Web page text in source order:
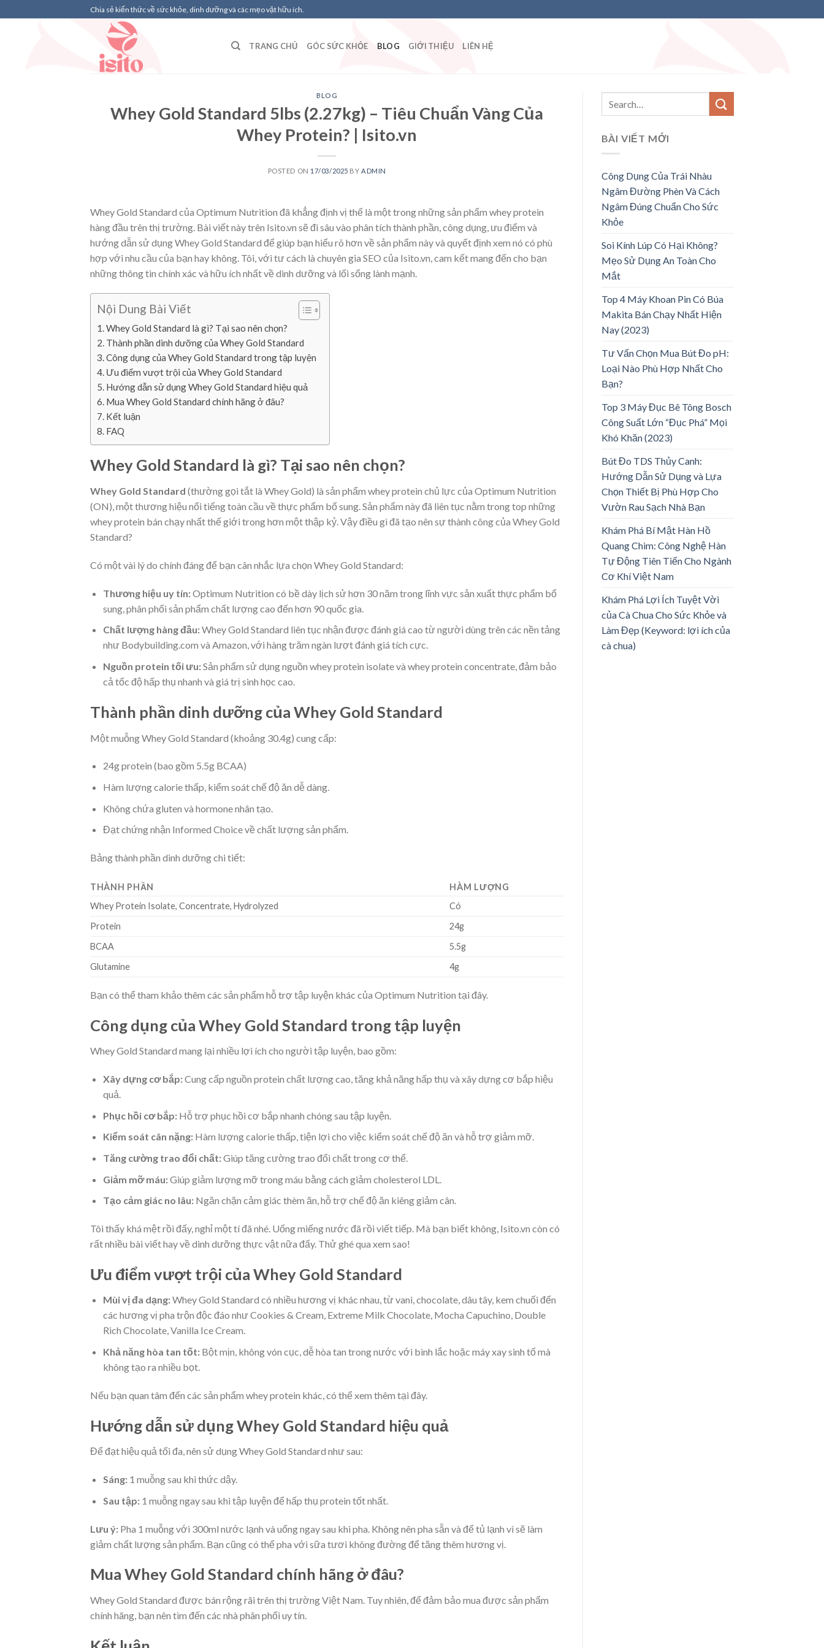
to
Chia sẻ kiến thức về sức khỏe, dinh dưỡng và các mẹo vặt hữu ích.
TRANG CHỦ GÓC SỨC KHỎE BLOG GIỚI THIỆU LIÊN HỆ
BLOG
Whey Gold Standard 5lbs (2.27kg) – Tiêu Chuẩn Vàng Của
Whey Protein? | Isito.vn
POSTED ON 17/03/2025 BY ADMIN
Whey Gold Standard của Optimum Nutrition đã khẳng định vị thế là một trong những sản phẩm whey protein
hàng đầu trên thị trường. Bài viết này trên Isito.vn sẽ đi sâu vào phân tích thành phần, công dụng, ưu điểm và
hướng dẫn sử dụng Whey Gold Standard để giúp bạn hiểu rõ hơn về sản phẩm này và quyết định xem nó có phù
hợp với nhu cầu của bạn hay không. Tôi, với tư cách là chuyên gia SEO của Isito.vn, cam kết mang đến cho bạn
những thông tin chính xác và hữu ích nhất về dinh dưỡng và lối sống lành mạnh.
Nội Dung Bài Viết
Whey Gold Standard là gì? Tại sao nên chọn?
Thành phần dinh dưỡng của Whey Gold Standard
Công dụng của Whey Gold Standard trong tập luyện
Ưu điểm vượt trội của Whey Gold Standard
Hướng dẫn sử dụng Whey Gold Standard hiệu quả
Mua Whey Gold Standard chính hãng ở đâu?
Kết luận
FAQ
Whey Gold Standard là gì? Tại sao nên chọn?
Whey Gold Standard (thường gọi tắt là Whey Gold) là sản phẩm whey protein chủ lực của Optimum Nutrition
(ON), một thương hiệu nổi tiếng toàn cầu về thực phẩm bổ sung. Sản phẩm này đã liên tục nằm trong top những
whey protein bán chạy nhất thế giới trong hơn một thập kỷ. Vậy điều gì đã tạo nên sự thành công của Whey Gold
Standard?
Có một vài lý do chính đáng để bạn cân nhắc lựa chọn Whey Gold Standard:
Thương hiệu uy tín:Optimum Nutrition có bề dày lịch sử hơn 30 năm trong lĩnh vực sản xuất thực phẩm bổ
sung, phân phối sản phẩm chất lượng cao đến hơn 90 quốc gia.
Chất lượng hàng đầu:Whey Gold Standard liên tục nhận được đánh giá cao từ người dùng trên các nền tảng
như Bodybuilding.com và Amazon, với hàng trăm ngàn lượt đánh giá tích cực.
Nguồn protein tối ưu:Sản phẩm sử dụng nguồn whey protein isolate và whey protein concentrate, đảm bảo
cả tốc độ hấp thụ nhanh và giá trị sinh học cao.
Thành phần dinh dưỡng của Whey Gold Standard
Một muỗng Whey Gold Standard (khoảng 30.4g) cung cấp:
24g protein (bao gồm 5.5g BCAA)
Hàm lượng calorie thấp, kiểm soát chế độ ăn dễ dàng.
Không chứa gluten và hormone nhân tạo.
Đạt chứng nhận Informed Choice về chất lượng sản phẩm.
Bảng thành phần dinh dưỡng chi tiết:
THÀNH PHẦN
HÀM LƯỢNG
Whey Protein Isolate, Concentrate, Hydrolyzed
Có
Protein
24g
BCAA
5.5g
Glutamine
4g
Bạn có thể tham khảo thêm các sản phẩm hỗ trợ tập luyện khác của Optimum Nutrition tại đây.
Công dụng của Whey Gold Standard trong tập luyện
Whey Gold Standard mang lại nhiều lợi ích cho người tập luyện, bao gồm:
Xây dựng cơ bắp:Cung cấp nguồn protein chất lượng cao, tăng khả năng hấp thụ và xây dựng cơ bắp hiệu
quả.
Phục hồi cơ bắp:Hỗ trợ phục hồi cơ bắp nhanh chóng sau tập luyện.
Kiểm soát cân nặng:Hàm lượng calorie thấp, tiện lợi cho việc kiểm soát chế độ ăn và hỗ trợ giảm mỡ.
Tăng cường trao đổi chất:Giúp tăng cường trao đổi chất trong cơ thể.
Giảm mỡ máu:Giúp giảm lượng mỡ trong máu bằng cách giảm cholesterol LDL.
Tạo cảm giác no lâu:Ngăn chặn cảm giác thèm ăn, hỗ trợ chế độ ăn kiêng giảm cân.
Tôi thấy khá mệt rồi đấy, nghỉ một tí đã nhé. Uống miếng nước đã rồi viết tiếp. Mà bạn biết không, Isito.vn còn có
rất nhiều bài viết hay về dinh dưỡng thực vật nữa đấy. Thử ghé qua xem sao!
Ưu điểm vượt trội của Whey Gold Standard
Mùi vị đa dạng:Whey Gold Standard có nhiều hương vị khác nhau, từ vani, chocolate, dâu tây, kem chuối đến
các hương vị pha trộn độc đáo như Cookies & Cream, Extreme Milk Chocolate, Mocha Capuchino, Double
Rich Chocolate, Vanilla Ice Cream.
Khả năng hòa tan tốt:Bột mịn, không vón cục, dễ hòa tan trong nước với bình lắc hoặc máy xay sinh tố mà
không tạo ra nhiều bọt.
Nếu bạn quan tâm đến các sản phẩm whey protein khác, có thể xem thêm tại đây.
Hướng dẫn sử dụng Whey Gold Standard hiệu quả
Để đạt hiệu quả tối đa, nên sử dụng Whey Gold Standard như sau:
Sáng:1 muỗng sau khi thức dậy.
Sau tập:1 muỗng ngay sau khi tập luyện để hấp thụ protein tốt nhất.
Lưu ý: Pha 1 muỗng với 300ml nước lạnh và uống ngay sau khi pha. Không nên pha sẵn và để tủ lạnh vì sẽ làm
giảm chất lượng sản phẩm. Bạn cũng có thể pha với sữa tươi không đường để tăng thêm hương vị.
Mua Whey Gold Standard chính hãng ở đâu?
Whey Gold Standard được bán rộng rãi trên thị trường Việt Nam. Tuy nhiên, để đảm bảo mua được sản phẩm
chính hãng, bạn nên tìm đến các nhà phân phối uy tín.
BÀI VIẾT MỚI
Công Dụng Của Trái Nhàu
Ngâm Đường Phèn Và Cách
Ngâm Đúng Chuẩn Cho Sức
Khỏe
Soi Kính Lúp Có Hại Không?
Mẹo Sử Dụng An Toàn Cho
Mắt
Top 4 Máy Khoan Pin Có Búa
Makita Bán Chạy Nhất Hiện
Nay (2023)
Tư Vấn Chọn Mua Bút Đo pH:
Loại Nào Phù Hợp Nhất Cho
Bạn?
Top 3 Máy Đục Bê Tông Bosch
Công Suất Lớn “Đục Phá” Mọi
Khó Khăn (2023)
Bút Đo TDS Thủy Canh:
Hướng Dẫn Sử Dụng và Lựa
Chọn Thiết Bị Phù Hợp Cho
Vườn Rau Sạch Nhà Bạn
Khám Phá Bí Mật Hàn Hồ
Quang Chìm: Công Nghệ Hàn
Tự Động Tiên Tiến Cho Ngành
Cơ Khí Việt Nam
Khám Phá Lợi Ích Tuyệt Vời
của Cà Chua Cho Sức Khỏe và
Làm Đẹp (Keyword: lợi ích của
cà chua)